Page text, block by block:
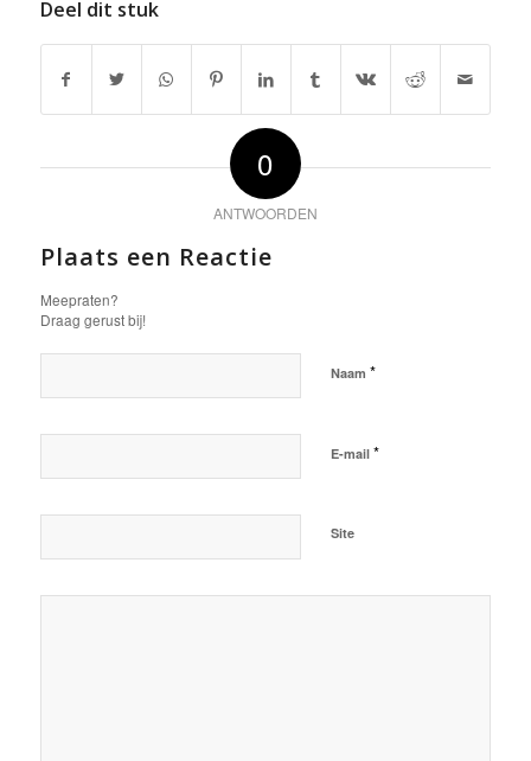
Deel dit stuk
0
ANTWOORDEN
Plaats een Reactie
Meepraten?
Draag gerust bij!
Naam *
E-mail *
Site